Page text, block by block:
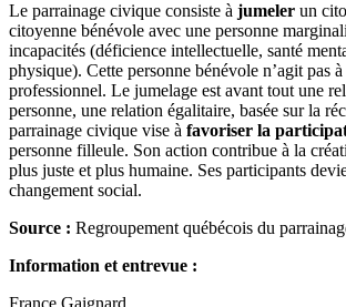
Le parrainage civique consiste à jumeler un
citoyenne bénévole avec une personne
incapacités (déficience intellectuelle, santé
physique). Cette personne bénévole n’agit pas
professionnel. Le jumelage est avant tout une
personne, une relation égalitaire, basée sur la
parrainage civique vise à favoriser la
personne filleule. Son action contribue à la
plus juste et plus humaine. Ses participants
changement social.
Source : Regroupement québécois du
Information et entrevue :